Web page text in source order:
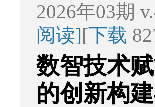
2026年03期
阅读][下载
数智技术
的创新构